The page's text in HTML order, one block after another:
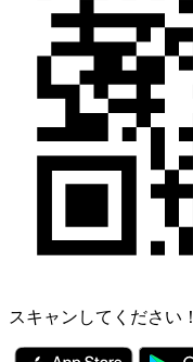
スキャンしてください！